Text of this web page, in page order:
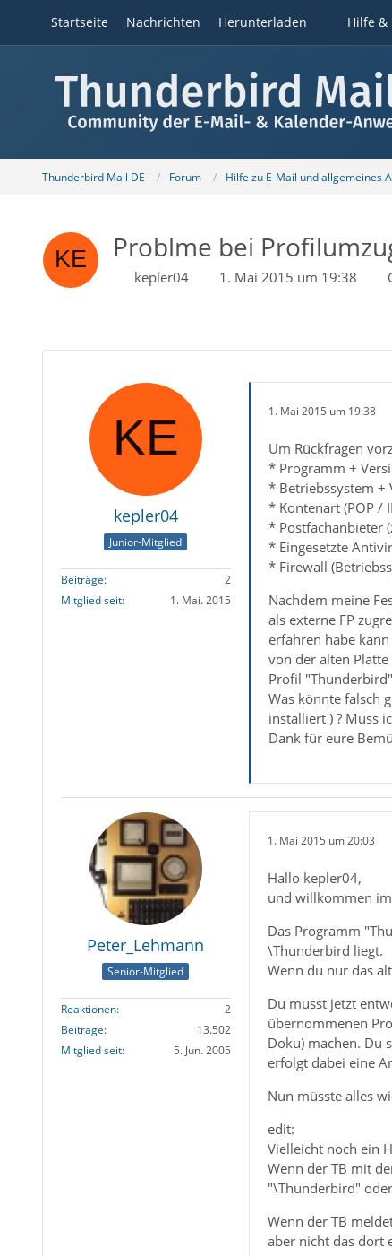
Startseite Nachrichten Herunterladen Hilfe &
Thunderbird Mail DE Forum Hilfe zu E-Mail und allgemeines
Problme bei
kepler04 1. Mai 2015 um 19:38
kepler04
Junior-Mitglied
Beiträge
2
Mitglied seit
1. Mai. 2015
1. Mai 2015 um 19:38
Um Rückfragen
* Programm +
* Betriebssystem +
* Kontenart (POP /
* Postfachanbieter
* Eingesetzte
* Firewall
Nachdem meine
als externe FP
erfahren habe
von der alten
Profil
Was könnte falsch
installiert ) ? Muss
Dank für eure
Peter_Lehmann
Senior-Mitglied
Reaktionen
2
Beiträge
13.502
Mitglied seit
5. Jun. 2005
1. Mai 2015 um 20:03
Hallo kepler04,
und willkommen
Das Programm
\Thunderbird liegt.
Wenn du nur das
Du musst jetzt
übernommenen
Doku) machen. Du
erfolgt dabei eine
Nun müsste alles
edit:
Vielleicht noch ein
Wenn der TB mit
"\Thunderbird"
Wenn der TB
aber nicht das dort